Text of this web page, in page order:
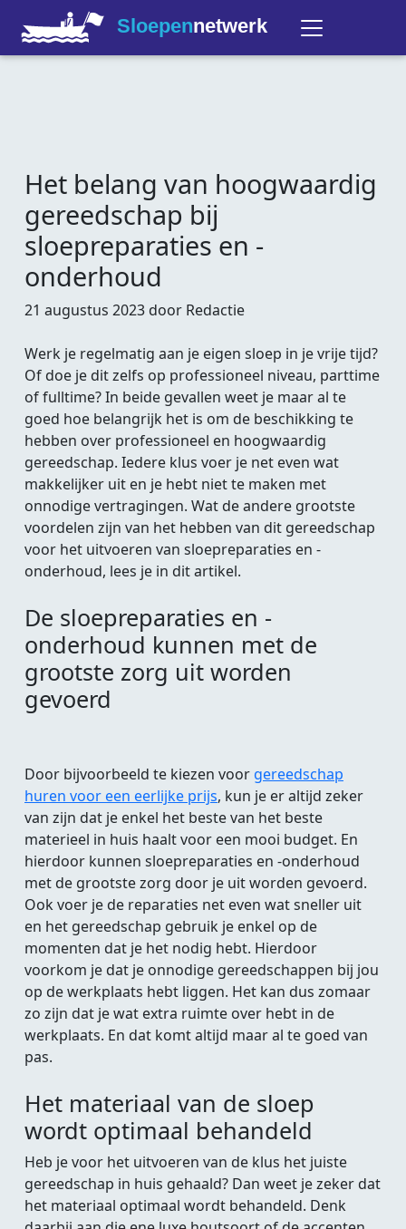
Sloepennetwerk
Het belang van hoogwaardig
gereedschap bij
sloepreparaties en -
onderhoud
21 augustus 2023 door Redactie
Werk je regelmatig aan je eigen sloep in je vrije tijd?
Of doe je dit zelfs op professioneel niveau, parttime
of fulltime? In beide gevallen weet je maar al te
goed hoe belangrijk het is om de beschikking te
hebben over professioneel en hoogwaardig
gereedschap. Iedere klus voer je net even wat
makkelijker uit en je hebt niet te maken met
onnodige vertragingen. Wat de andere grootste
voordelen zijn van het hebben van dit gereedschap
voor het uitvoeren van sloepreparaties en -
onderhoud, lees je in dit artikel.
De sloepreparaties en -
onderhoud kunnen met de
grootste zorg uit worden
gevoerd
Door bijvoorbeeld te kiezen voor gereedschap
huren voor een eerlijke prijs, kun je er altijd zeker
van zijn dat je enkel het beste van het beste
materieel in huis haalt voor een mooi budget. En
hierdoor kunnen sloepreparaties en -onderhoud
met de grootste zorg door je uit worden gevoerd.
Ook voer je de reparaties net even wat sneller uit
en het gereedschap gebruik je enkel op de
momenten dat je het nodig hebt. Hierdoor
voorkom je dat je onnodige gereedschappen bij jou
op de werkplaats hebt liggen. Het kan dus zomaar
zo zijn dat je wat extra ruimte over hebt in de
werkplaats. En dat komt altijd maar al te goed van
pas.
Het materiaal van de sloep
wordt optimaal behandeld
Heb je voor het uitvoeren van de klus het juiste
gereedschap in huis gehaald? Dan weet je zeker dat
het materiaal optimaal wordt behandeld. Denk